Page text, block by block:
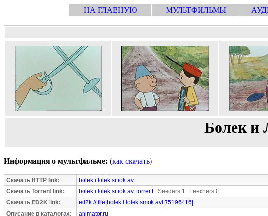
НА ГЛАВНУЮ МУЛЬТФИЛЬМЫ
Болек и
Информация о мультфильме: (как скачать)
Скачать HTTP link:
bolek.i.lolek.smok.avi
Скачать Torrent link:
bolek.i.lolek.smok.avi.torrentSeeders:1 Leechers:0
Скачать ED2K link:
ed2k://|file|bolek.i.lolek.smok.avi|75196416|
Описание в каталогах:
animator.ru